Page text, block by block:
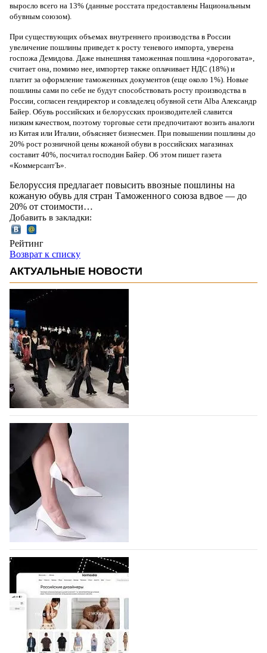
выросло всего на 13% (данные росстата предоставлены Национальным
обувным союзом).
При существующих объемах внутреннего производства в России
увеличение пошлины приведет к росту теневого импорта, уверена
госпожа Демидова. Даже нынешняя таможенная пошлина «дороговата»,
считает она, помимо нее, импортер также оплачивает НДС (18%) и
платит за оформление таможенных документов (еще около 1%). Новые
пошлины сами по себе не будут способствовать росту производства в
России, согласен гендиректор и совладелец обувной сети Alba Александр
Байер. Обувь российских и белорусских производителей славится
низким качеством, поэтому торговые сети предпочитают возить аналоги
из Китая или Италии, объясняет бизнесмен. При повышении пошлины до
20% рост розничной цены кожаной обуви в российских магазинах
составит 40%, посчитал господин Байер. Об этом пишет газета
«КоммерсантЪ».
Белоруссия предлагает повысить ввозные пошлины на
кожаную обувь для стран Таможенного союза вдвое — до
20% от стоимости…
Добавить в закладки:
Рейтинг
Возврат к списку
АКТУАЛЬНЫЕ НОВОСТИ
На участие в Московской неделе моды
подано 1047 заявок
На участие в седьмой Московской неделе моды,
которая пройдет в российской столице с 26 сентября
по 1 октября, уже подано 1047 заявок. Примерно
половину из них (494) прислали дизайнеры,
коллекции которых не были представлены в…
07.08.2026 534
BALLINA представит свои новинки на Euro
Shoes
Компания BALLINA Guangzhou Lihuang Footwear
Co., Ltd., основанная в 2011 году и расположенная в
Гуанчжоу, столице моды Китая, является